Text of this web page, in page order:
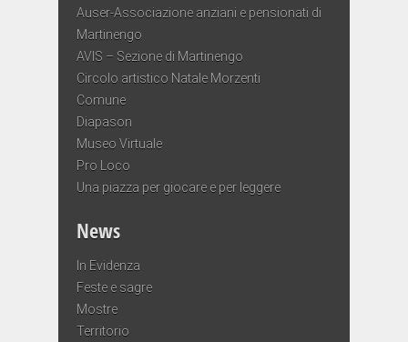
Auser-Associazione anziani e pensionati di
Martinengo
AVIS – Sezione di Martinengo
Circolo artistico Natale Morzenti
Comune
Diapason
Museo Virtuale
Pro Loco
Una piazza per giocare e per leggere
News
In Evidenza
Feste e sagre
Mostre
Territorio